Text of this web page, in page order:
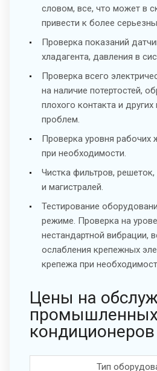
словом, все, что может в
привести к более
Проверка показаний
хладагента, давления в
Проверка всего
на наличие потертостей,
плохого контакта и
проблем.
Проверка уровня рабочих
при необходимости.
Чистка фильтров, решеток,
и магистралей.
Тестирование
режиме. Проверка на
нестандартной вибрации,
ослабления крепежных
крепежа при
Цены на
промышленных
кондиционеров
Тип